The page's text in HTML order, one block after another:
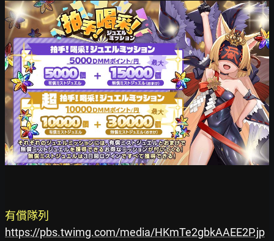
有償隊列
https://pbs.twimg.com/media/HKmTe2gbkAAEE2P.jp